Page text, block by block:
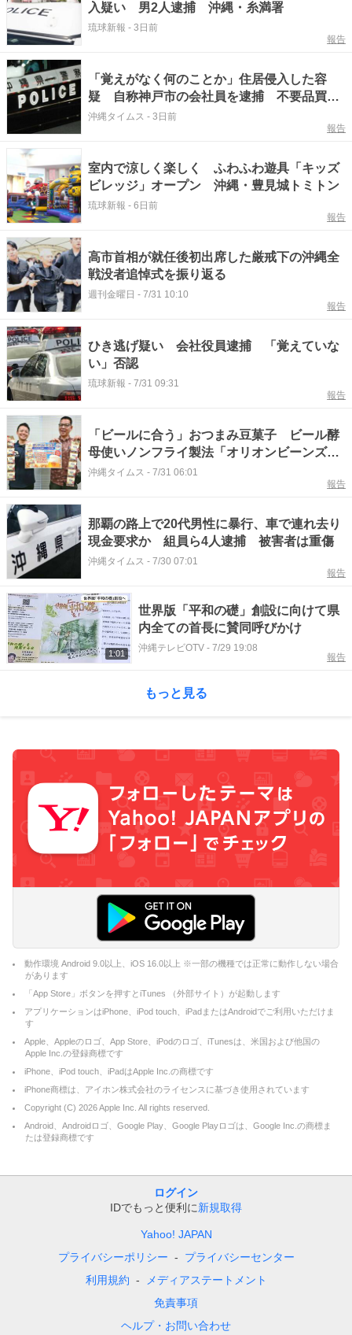
入疑い 男2人逮捕 沖縄・糸満署
琉球新報 - 3日前
報告
「覚えがなく何のことか」住居侵入した容
疑 自称神戸市の会社員を逮捕 不要品買い
取りうたう 糸満署
沖縄タイムス - 3日前
報告
室内で涼しく楽しく ふわふわ遊具「キッズ
ビレッジ」オープン 沖縄・豊見城トミトン
琉球新報 - 6日前
報告
高市首相が就任後初出席した厳戒下の沖縄全
戦没者追悼式を振り返る
週刊金曜日 - 7/31 10:10
報告
ひき逃げ疑い 会社役員逮捕 「覚えていな
い」否認
琉球新報 - 7/31 09:31
報告
「ビールに合う」おつまみ豆菓子 ビール酵
母使いノンフライ製法「オリオンビーンズ」
発売
沖縄タイムス - 7/31 06:01
報告
那覇の路上で20代男性に暴行、車で連れ去り
現金要求か 組員ら4人逮捕 被害者は重傷
沖縄タイムス - 7/30 07:01
報告
1:01
世界版「平和の礎」創設に向けて県
内全ての首長に賛同呼びかけ
沖縄テレビOTV - 7/29 19:08
報告
もっと見る
動作環境 Android 9.0以上、iOS 16.0以上 ※一部の機種では正常に動作しない場合
があります
「App Store」ボタンを押すとiTunes （外部サイト）が起動します
アプリケーションはiPhone、iPod touch、iPadまたはAndroidでご利用いただけま
す
Apple、Appleのロゴ、App Store、iPodのロゴ、iTunesは、米国および他国の
Apple Inc.の登録商標です
iPhone、iPod touch、iPadはApple Inc.の商標です
iPhone商標は、アイホン株式会社のライセンスに基づき使用されています
Copyright (C) 2026Apple Inc. All rights reserved.
Android、Androidロゴ、Google Play、Google Playロゴは、Google Inc.の商標ま
たは登録商標です
ログイン
IDでもっと便利に新規取得
Yahoo! JAPAN
プライバシーポリシー
プライバシーセンター
利用規約
メディアステートメント
免責事項
ヘルプ・お問い合わせ